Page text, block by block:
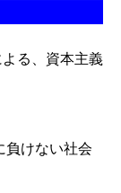
る、資本主義
けない社会